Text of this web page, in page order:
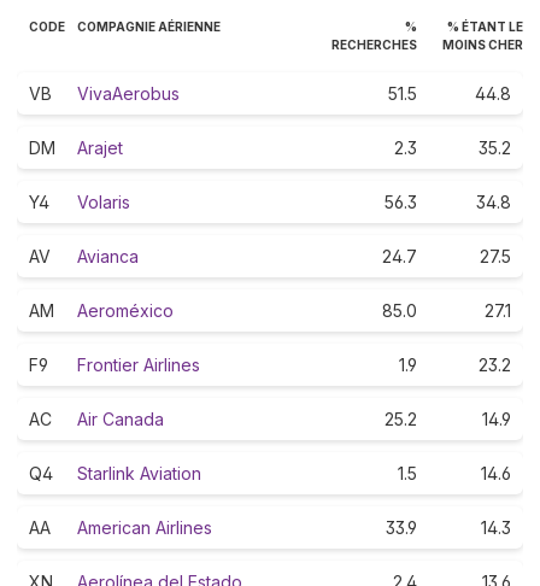
CODE COMPAGNIE AÉRIENNE
%
RECHERCHES
% ÉTANT LE
MOINS CHER
VB VivaAerobus 51.5 44.8
DM Arajet 2.3 35.2
Y4 Volaris 56.3 34.8
AV Avianca 24.7 27.5
AM Aeroméxico 85.0 27.1
F9 Frontier Airlines 1.9 23.2
AC Air Canada 25.2 14.9
Q4 Starlink Aviation 1.5 14.6
AA American Airlines 33.9 14.3
XN Aerolínea del Estado 2.4 13.6